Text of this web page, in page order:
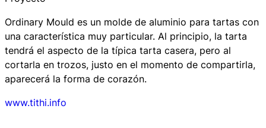
Ordinary Mould es un molde de aluminio para tartas con
una característica muy particular. Al principio, la tarta
tendrá el aspecto de la típica tarta casera, pero al
cortarla en trozos, justo en el momento de compartirla,
aparecerá la forma de corazón.
www.tithi.info